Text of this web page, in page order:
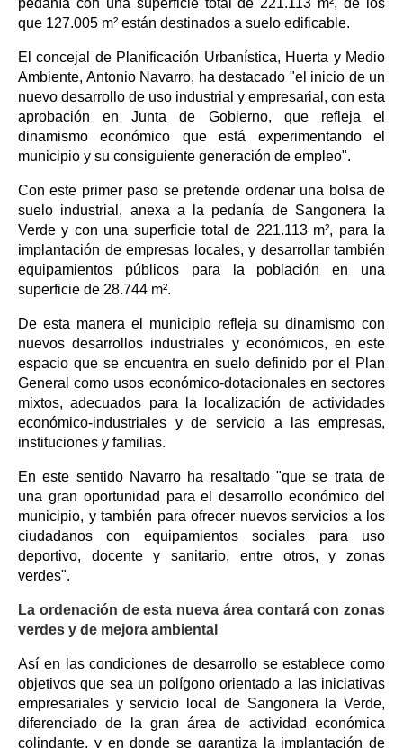
que 127.005 m² están destinados a suelo edificable.
El concejal de Planificación Urbanística, Huerta y Medio
Ambiente, Antonio Navarro, ha destacado "el inicio de un
nuevo desarrollo de uso industrial y empresarial, con esta
aprobación en Junta de Gobierno, que refleja el
dinamismo económico que está experimentando el
municipio y su consiguiente generación de empleo".
Con este primer paso se pretende ordenar una bolsa de
suelo industrial, anexa a la pedanía de Sangonera la
Verde y con una superficie total de 221.113 m², para la
implantación de empresas locales, y desarrollar también
equipamientos públicos para la población en una
superficie de 28.744 m².
De esta manera el municipio refleja su dinamismo con
nuevos desarrollos industriales y económicos, en este
espacio que se encuentra en suelo definido por el Plan
General como usos económico-dotacionales en sectores
mixtos, adecuados para la localización de actividades
económico-industriales y de servicio a las empresas,
instituciones y familias.
En este sentido Navarro ha resaltado "que se trata de
una gran oportunidad para el desarrollo económico del
municipio, y también para ofrecer nuevos servicios a los
ciudadanos con equipamientos sociales para uso
deportivo, docente y sanitario, entre otros, y zonas
verdes".
La ordenación de esta nueva área contará con zonas
verdes y de mejora ambiental
Así en las condiciones de desarrollo se establece como
objetivos que sea un polígono orientado a las iniciativas
empresariales y servicio local de Sangonera la Verde,
diferenciado de la gran área de actividad económica
colindante, y en donde se garantiza la implantación de